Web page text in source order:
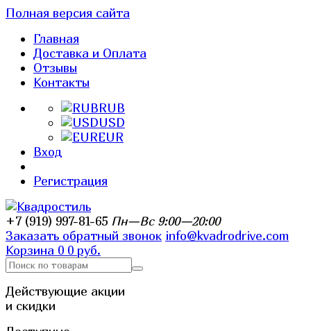
Полная версия сайта
Главная
Доставка и Оплата
Отзывы
Контакты
RUB
USD
EUR
Вход
Регистрация
+7 (919) 997-81-65 Пн—Вс 9:00—20:00
Заказать обратный звонок info@kvadrodrive.com
Корзина 0 0 руб.
Действующие акции
и скидки